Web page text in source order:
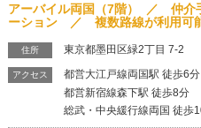
アーバイル両国（7階） ／ 仲
ーション ／ 複数路線が利用可
住所 東京都墨田区緑2丁目 7-2
アクセス
都営大江戸線両国駅 徒歩6分
都営新宿線森下駅 徒歩8分
総武・中央緩行線両国 徒歩